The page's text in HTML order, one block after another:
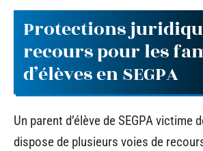
Protections
recours pour les
d’élèves en SEGPA
Un parent d’élève de SEGPA victime
dispose de plusieurs voies de